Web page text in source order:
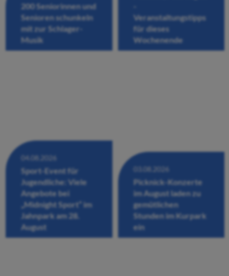
200 Seniorinnen und
Senioren schunkeln
mit zur Schlager-
Musik
Veranstaltungstipps
für dieses
Wochenende
04.08.2026
Sport-Event für
Jugendliche: Viele
Angebote bei
„Midnight Sport“ im
Jahnpark am 28.
August
03.08.2026
Picknick-Konzerte
im August laden zu
gemütlichen
Stunden im Kurpark
ein